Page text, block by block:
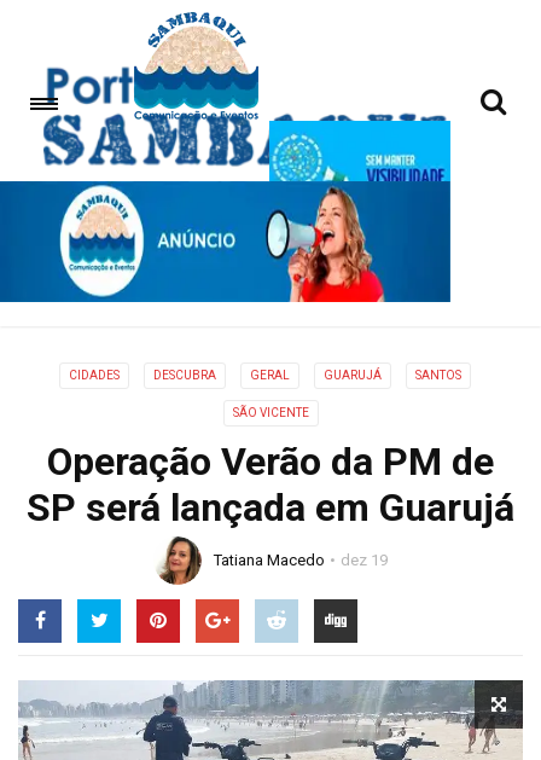
CIDADES DESCUBRA GERAL GUARUJÁ SANTOS
SÃO VICENTE
Operação Verão da PM de
SP será lançada em Guarujá
Tatiana Macedo dez 19